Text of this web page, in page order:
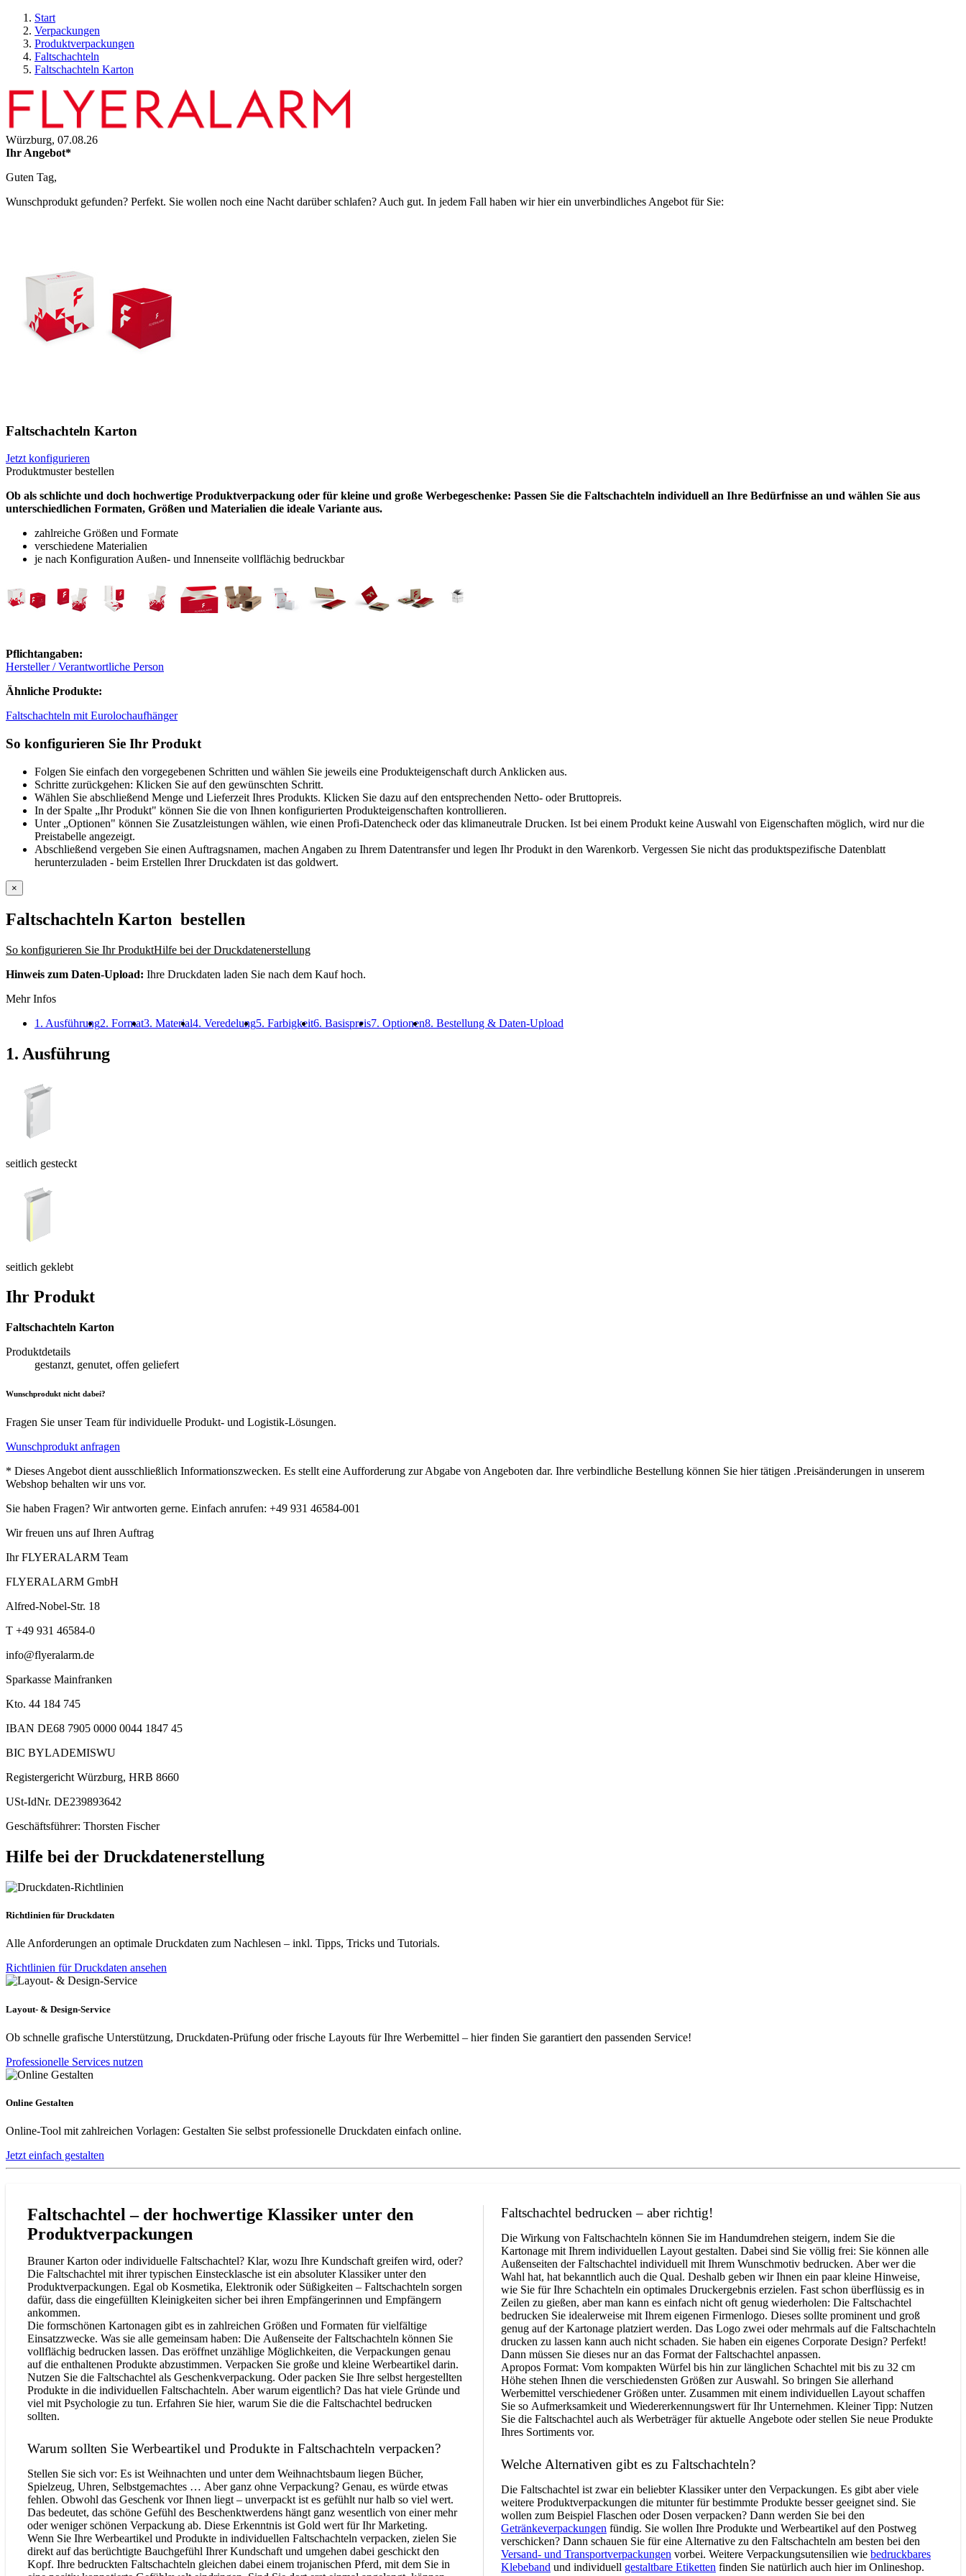
Start
Verpackungen
Produktverpackungen
Faltschachteln
Faltschachteln Karton
Würzburg, 07.08.26
Ihr Angebot*
Guten Tag,
Wunschprodukt gefunden? Perfekt. Sie wollen noch eine Nacht darüber schlafen? Auch gut. In jedem Fall haben wir hier ein unverbindliches Angebot für Sie:
Faltschachteln Karton
Jetzt konfigurieren
Produktmuster bestellen
Ob als schlichte und doch hochwertige Produktverpackung oder für kleine und große Werbegeschenke: Passen Sie die Faltschachteln individuell an Ihre Bedürfnisse an und wählen Sie aus
unterschiedlichen Formaten, Größen und Materialien die ideale Variante aus.
zahlreiche Größen und Formate
verschiedene Materialien
je nach Konfiguration Außen- und Innenseite vollflächig bedruckbar
Pflichtangaben:
Hersteller / Verantwortliche Person
Ähnliche Produkte:
Faltschachteln mit Eurolochaufhänger
So konfigurieren Sie Ihr Produkt
Folgen Sie einfach den vorgegebenen Schritten und wählen Sie jeweils eine Produkteigenschaft durch Anklicken aus.
Schritte zurückgehen: Klicken Sie auf den gewünschten Schritt.
Wählen Sie abschließend Menge und Lieferzeit Ihres Produkts. Klicken Sie dazu auf den entsprechenden Netto- oder Bruttopreis.
In der Spalte „Ihr Produkt" können Sie die von Ihnen konfigurierten Produkteigenschaften kontrollieren.
Unter „Optionen" können Sie Zusatzleistungen wählen, wie einen Profi-Datencheck oder das klimaneutrale Drucken. Ist bei einem Produkt keine Auswahl von Eigenschaften möglich, wird nur die
Preistabelle angezeigt.
Abschließend vergeben Sie einen Auftragsnamen, machen Angaben zu Ihrem Datentransfer und legen Ihr Produkt in den Warenkorb. Vergessen Sie nicht das produktspezifische Datenblatt
herunterzuladen - beim Erstellen Ihrer Druckdaten ist das goldwert.
×
Faltschachteln Karton bestellen
So konfigurieren Sie Ihr ProduktHilfe bei der Druckdatenerstellung
Hinweis zum Daten-Upload: Ihre Druckdaten laden Sie nach dem Kauf hoch.
Mehr Infos
1. Ausführung2. Format3. Material4. Veredelung5. Farbigkeit6. Basispreis7. Optionen8. Bestellung & Daten-Upload
1. Ausführung
seitlich gesteckt
seitlich geklebt
Ihr Produkt
Faltschachteln Karton
Produktdetails
gestanzt, genutet, offen geliefert
Wunschprodukt nicht dabei?
Fragen Sie unser Team für individuelle Produkt- und Logistik-Lösungen.
Wunschprodukt anfragen
* Dieses Angebot dient ausschließlich Informationszwecken. Es stellt eine Aufforderung zur Abgabe von Angeboten dar. Ihre verbindliche Bestellung können Sie hier tätigen .Preisänderungen in unserem
Webshop behalten wir uns vor.
Sie haben Fragen? Wir antworten gerne. Einfach anrufen: +49 931 46584-001
Wir freuen uns auf Ihren Auftrag
Ihr FLYERALARM Team
FLYERALARM GmbH
Alfred-Nobel-Str. 18
T +49 931 46584-0
info@flyeralarm.de
Sparkasse Mainfranken
Kto. 44 184 745
IBAN DE68 7905 0000 0044 1847 45
BIC BYLADEMISWU
Registergericht Würzburg, HRB 8660
USt-IdNr. DE239893642
Geschäftsführer: Thorsten Fischer
Hilfe bei der Druckdatenerstellung
Richtlinien für Druckdaten
Alle Anforderungen an optimale Druckdaten zum Nachlesen – inkl. Tipps, Tricks und Tutorials.
Richtlinien für Druckdaten ansehen
Layout- & Design-Service
Ob schnelle grafische Unterstützung, Druckdaten-Prüfung oder frische Layouts für Ihre Werbemittel – hier finden Sie garantiert den passenden Service!
Professionelle Services nutzen
Online Gestalten
Online-Tool mit zahlreichen Vorlagen: Gestalten Sie selbst professionelle Druckdaten einfach online.
Jetzt einfach gestalten
Faltschachtel – der hochwertige Klassiker unter den
Produktverpackungen
Brauner Karton oder individuelle Faltschachtel? Klar, wozu Ihre Kundschaft greifen wird, oder?
Die Faltschachtel mit ihrer typischen Einstecklasche ist ein absoluter Klassiker unter den
Produktverpackungen. Egal ob Kosmetika, Elektronik oder Süßigkeiten – Faltschachteln sorgen
dafür, dass die eingefüllten Kleinigkeiten sicher bei ihren Empfängerinnen und Empfängern
ankommen.
Die formschönen Kartonagen gibt es in zahlreichen Größen und Formaten für vielfältige
Einsatzzwecke. Was sie alle gemeinsam haben: Die Außenseite der Faltschachteln können Sie
vollflächig bedrucken lassen. Das eröffnet unzählige Möglichkeiten, die Verpackungen genau
auf die enthaltenen Produkte abzustimmen. Verpacken Sie große und kleine Werbeartikel darin.
Nutzen Sie die Faltschachtel als Geschenkverpackung. Oder packen Sie Ihre selbst hergestellten
Produkte in die individuellen Faltschachteln. Aber warum eigentlich? Das hat viele Gründe und
viel mit Psychologie zu tun. Erfahren Sie hier, warum Sie die die Faltschachtel bedrucken
sollten.
Warum sollten Sie Werbeartikel und Produkte in Faltschachteln verpacken?
Stellen Sie sich vor: Es ist Weihnachten und unter dem Weihnachtsbaum liegen Bücher,
Spielzeug, Uhren, Selbstgemachtes … Aber ganz ohne Verpackung? Genau, es würde etwas
fehlen. Obwohl das Geschenk vor Ihnen liegt – unverpackt ist es gefühlt nur halb so viel wert.
Das bedeutet, das schöne Gefühl des Beschenktwerdens hängt ganz wesentlich von einer mehr
oder weniger schönen Verpackung ab. Diese Erkenntnis ist Gold wert für Ihr Marketing.
Wenn Sie Ihre Werbeartikel und Produkte in individuellen Faltschachteln verpacken, zielen Sie
direkt auf das berüchtigte Bauchgefühl Ihrer Kundschaft und umgehen dabei geschickt den
Kopf. Ihre bedruckten Faltschachteln gleichen dabei einem trojanischen Pferd, mit dem Sie in
Faltschachtel bedrucken – aber richtig!
Die Wirkung von Faltschachteln können Sie im Handumdrehen steigern, indem Sie die
Kartonage mit Ihrem individuellen Layout gestalten. Dabei sind Sie völlig frei: Sie können alle
Außenseiten der Faltschachtel individuell mit Ihrem Wunschmotiv bedrucken. Aber wer die
Wahl hat, hat bekanntlich auch die Qual. Deshalb geben wir Ihnen ein paar kleine Hinweise,
wie Sie für Ihre Schachteln ein optimales Druckergebnis erzielen. Fast schon überflüssig es in
Zeilen zu gießen, aber man kann es einfach nicht oft genug wiederholen: Die Faltschachtel
bedrucken Sie idealerweise mit Ihrem eigenen Firmenlogo. Dieses sollte prominent und groß
genug auf der Kartonage platziert werden. Das Logo zwei oder mehrmals auf die Faltschachteln
drucken zu lassen kann auch nicht schaden. Sie haben ein eigenes Corporate Design? Perfekt!
Dann müssen Sie dieses nur an das Format der Faltschachtel anpassen.
Apropos Format: Vom kompakten Würfel bis hin zur länglichen Schachtel mit bis zu 32 cm
Höhe stehen Ihnen die verschiedensten Größen zur Auswahl. So bringen Sie allerhand
Werbemittel verschiedener Größen unter. Zusammen mit einem individuellen Layout schaffen
Sie so Aufmerksamkeit und Wiedererkennungswert für Ihr Unternehmen. Kleiner Tipp: Nutzen
Sie die Faltschachtel auch als Werbeträger für aktuelle Angebote oder stellen Sie neue Produkte
Ihres Sortiments vor.
Welche Alternativen gibt es zu Faltschachteln?
Die Faltschachtel ist zwar ein beliebter Klassiker unter den Verpackungen. Es gibt aber viele
weitere Produktverpackungen die mitunter für bestimmte Produkte besser geeignet sind. Sie
wollen zum Beispiel Flaschen oder Dosen verpacken? Dann werden Sie bei den
Getränkeverpackungen fündig. Sie wollen Ihre Produkte und Werbeartikel auf den Postweg
verschicken? Dann schauen Sie für eine Alternative zu den Faltschachteln am besten bei den
Versand- und Transportverpackungen vorbei. Weitere Verpackungsutensilien wie bedruckbares
Klebeband und individuell gestaltbare Etiketten finden Sie natürlich auch hier im Onlineshop.